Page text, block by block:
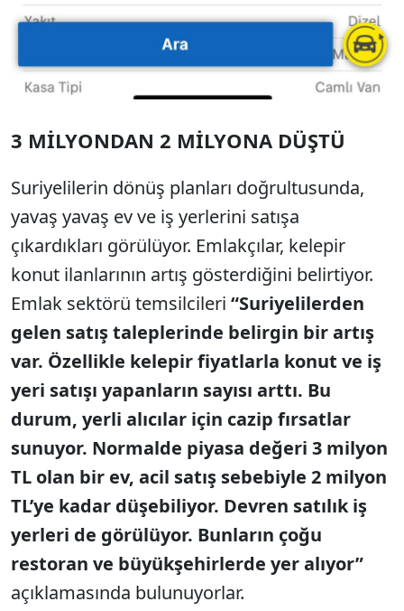
3 MİLYONDAN 2 MİLYONA DÜŞTÜ
Suriyelilerin dönüş planları doğrultusunda,
yavaş yavaş ev ve iş yerlerini satışa
çıkardıkları görülüyor. Emlakçılar, kelepir
konut ilanlarının artış gösterdiğini belirtiyor.
Emlak sektörü temsilcileri “Suriyelilerden
gelen satış taleplerinde belirgin bir artış
var. Özellikle kelepir fiyatlarla konut ve iş
yeri satışı yapanların sayısı arttı. Bu
durum, yerli alıcılar için cazip fırsatlar
sunuyor. Normalde piyasa değeri 3 milyon
TL olan bir ev, acil satış sebebiyle 2 milyon
TL’ye kadar düşebiliyor. Devren satılık iş
yerleri de görülüyor. Bunların çoğu
restoran ve büyükşehirlerde yer alıyor”
açıklamasında bulunuyorlar.